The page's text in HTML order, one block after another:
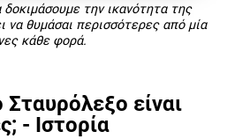
την ικανότητα της
θυμάσαι περισσότερες από μία
κάθε φορά.
Σταυρόλεξο είναι
- Ιστορία